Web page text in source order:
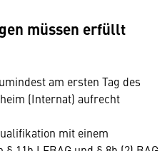
müssen erfüllt
am ersten Tag des
(Internat) aufrecht
mit einem